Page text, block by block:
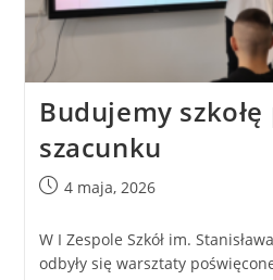
Budujemy szkołę
szacunku
4 maja, 2026
W I Zespole Szkół im.
odbyły się warsztaty